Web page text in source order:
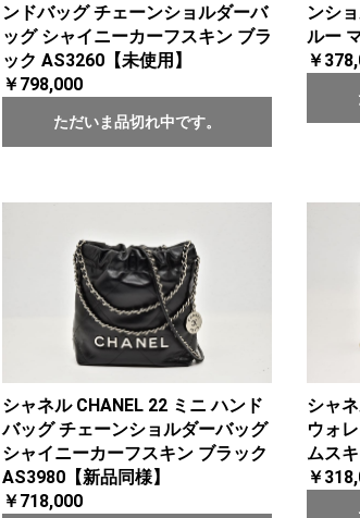
ンドバッグ チェーンショルダーバ
ッグ シャイニーカーフスキン ブラ
ック AS3260【未使用】
￥798,000
ただいま品切れ中です。
ンシ
ルー
￥
シャネル CHANEL 22 ミニ ハンド
バッグ チェーンショルダーバッグ
シャイニーカーフスキン ブラック
AS3980【新品同様】
￥718,000
シャ
ウォ
ムス
￥